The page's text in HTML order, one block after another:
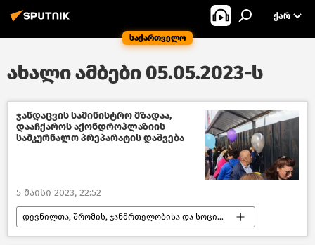
საქართველო
ᲥᲐᲠ
ახალი ამბები 05.05.2023-ს
ჯანდაცვის სამინისტრო მზადაა,
დააჩქაროს აქონდროპლაზიის
სამკურნალო პრეპარატის დაშვება
5 მაისი 2023, 22:52
დევნილთა, შრომის, ჯანმრთელობისა და სოციალური დაცვის სამინისტრო
ჯანდაცვა საქართველოში